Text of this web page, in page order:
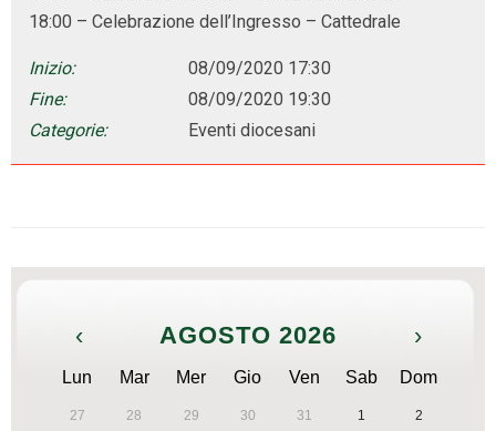
18:00 – Celebrazione dell’Ingresso – Cattedrale
Inizio:
08/09/2020 17:30
Fine:
08/09/2020 19:30
Categorie:
Eventi diocesani
‹ AGOSTO 2026 ›
Lun Mar Mer Gio Ven Sab Dom
27 28 29 30 31 1 2